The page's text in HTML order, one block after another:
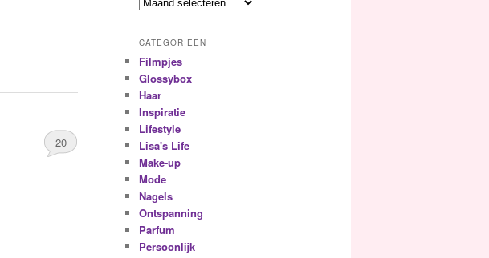
20
CATEGORIEËN
Filmpjes
Glossybox
Haar
Inspiratie
Lifestyle
Lisa's Life
Make-up
Mode
Nagels
Ontspanning
Parfum
Persoonlijk